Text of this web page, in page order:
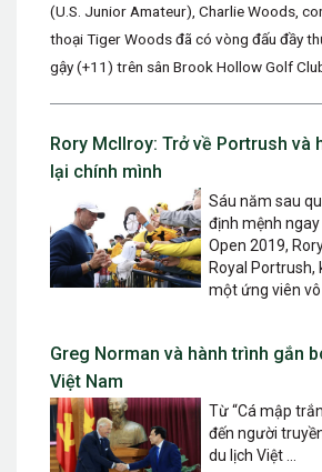
(U.S. Junior Amateur), Charlie Woods,
thoại Tiger Woods đã có vòng đấu đầy
gậy (+11) trên sân Brook Hollow Golf
Rory McIlroy: Trở về Portrush và
lại chính mình
Sáu năm sau
định mệnh
Open 2019,
Royal Portrush,
một ứng viên vô
Greg Norman và hành trình gắn
Việt Nam
Từ “Cá mập
đến người
du lịch Việt ...